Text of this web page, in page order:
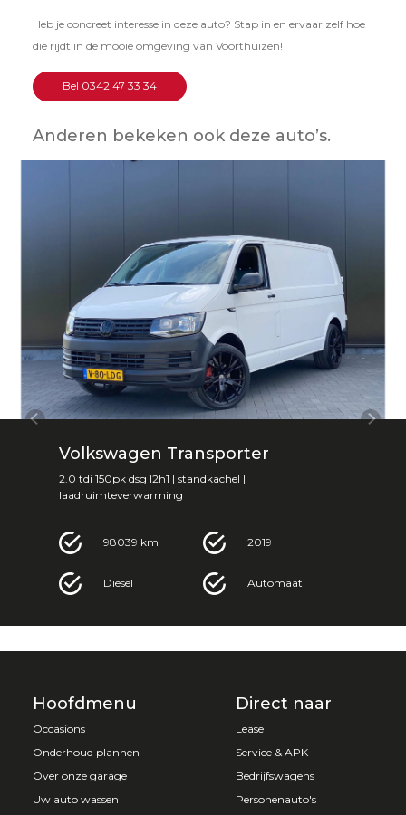
Heb je concreet interesse in deze auto? Stap in en ervaar zelf hoe
die rijdt in de mooie omgeving van Voorthuizen!
Bel 0342 47 33 34
Anderen bekeken ook deze auto’s.
Volkswagen Transporter
2.0 tdi 150pk dsg l2h1 | standkachel |
laadruimteverwarming
98039 km 2019
Diesel Automaat
Hoofdmenu
Occasions
Onderhoud plannen
Over onze garage
Uw auto wassen
Direct naar
Lease
Service & APK
Bedrijfswagens
Personenauto's